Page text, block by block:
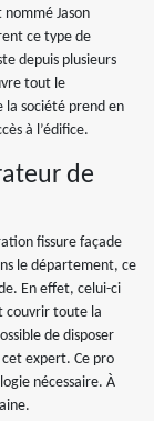
nommé Jason
ce type de
depuis plusieurs
tout le
société prend en
à l’édifice.
de
fissure façade
le département, ce
En effet, celui-ci
couvrir toute la
de disposer
expert. Ce pro
nécessaire. À